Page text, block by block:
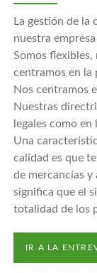
La gestión de la
nuestra
Somos
centramos en la
Nos centramos
Nuestras
legales como
Una
calidad es que
de mercancías
significa que el
totalidad de los
IR A LA